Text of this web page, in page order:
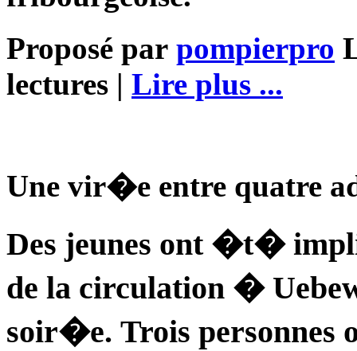
Proposé par pompierpro
lectures | Lire plus ...
Une vir�e entre quatre
Des jeunes ont �t�
de la circulation �
soir�e. Trois